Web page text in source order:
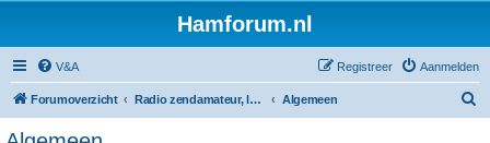
Hamforum.nl
V&A Aanmelden
Registreer
Forumoverzicht Radio zendamateur, luisteramateur en elektronica zelfbouw Algemeen